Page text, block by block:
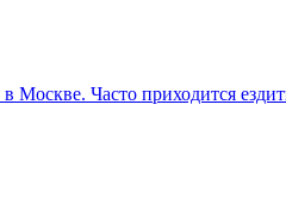
Москве. Часто приходится